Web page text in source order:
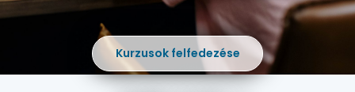
Kurzusok felfedezése